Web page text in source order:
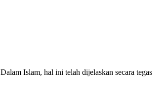
Dalam Islam, hal ini telah dijelaskan secara tegas